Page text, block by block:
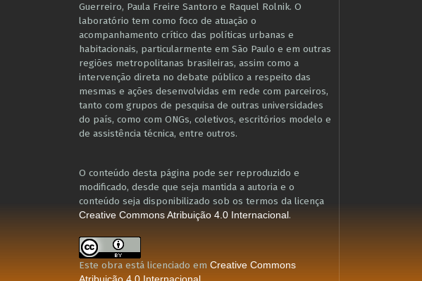
Guerreiro, Paula Freire Santoro e Raquel Rolnik. O
laboratório tem como foco de atuação o
acompanhamento crítico das políticas urbanas e
habitacionais, particularmente em São Paulo e ​em outras
regiões metropolitanas brasileiras, assim como a
intervenção direta no debate público a respeito das
mesmas e ações desenvolvidas em r​e​de com parceiros,
tanto com grupos de pesquisa ​de outras universidades
do país, como com ONGs, coletivos, escritórios modelo e
de assistência técnica​, entre outros​.
O conteúdo desta página pode ser reproduzido e
modificado, desde que seja mantida a autoria e o
conteúdo seja disponibilizado sob os termos da licença
Creative Commons Atribuição 4.0 Internacional .
Este obra está licenciado em Creative Commons